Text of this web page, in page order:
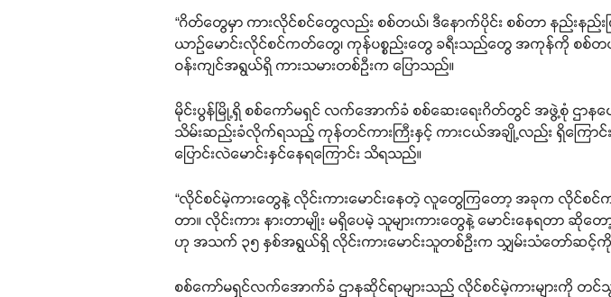
“ဂိတ်တွေမှာ ကားလိုင်စင်တွေလည်း စစ်တယ်၊ ဒီနောက်ပိုင်း စစ်တာ နည်းနည်
ယာဉ်မောင်းလိုင်စင်ကတ်တွေ၊ ကုန်ပစ္စည်းတွေ ခရီးသည်တွေ အကုန်ကို စစ်
ဝန်းကျင်အရွယ်ရှိ ကားသမားတစ်ဦးက ပြောသည်။
မိုင်းပွန်မြို့ရှိ စစ်ကော်မရှင် လက်အောက်ခံ စစ်ဆေးရေးဂိတ်တွင် အဖွဲ့စုံ ဌာနပေါင်
သိမ်းဆည်းခံလိုက်ရသည့် ကုန်တင်ကားကြီးနှင့် ကားငယ်အချို့လည်း ရှိကြောင်း
ပြောင်းလဲမောင်းနှင်နေရကြောင်း သိရသည်။
“လိုင်စင်မဲ့ကားတွေနဲ့ လိုင်းကားမောင်းနေတဲ့ လူတွေကြတော့ အခုက လိုင်စင်က
တာ။ လိုင်းကား နားတာမျိုး မရှိပေမဲ့ သူများကားတွေနဲ့ မောင်းနေရတာ
ဟု အသက် ၃၅ နှစ်အရွယ်ရှိ လိုင်းကားမောင်းသူတစ်ဉီးက သျှမ်းသံတော်ဆင့်ကို
စစ်ကော်မရှင်လက်အောက်ခံ ဌာနဆိုင်ရာများသည် လိုင်စင်မဲ့ကားများကို တင်သွ